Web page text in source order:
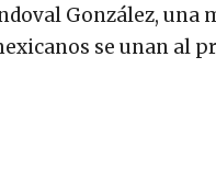
González,
se unan al